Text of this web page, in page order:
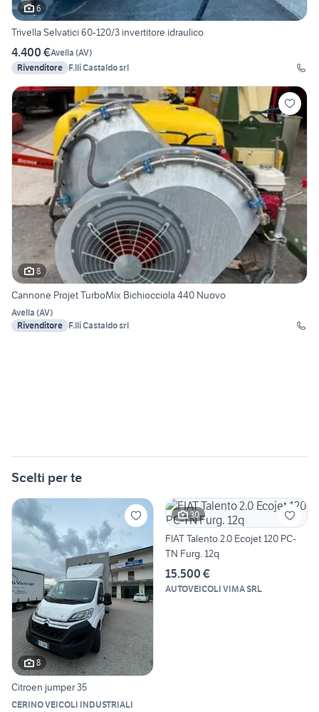
6
Trivella Selvatici 60-120/3 invertitore idraulico
4.400 €Avella (AV)
Rivenditore F.lli Castaldo srl
8
Cannone Projet TurboMix Bichiocciola 440 Nuovo
Avella (AV)
Rivenditore F.lli Castaldo srl
Scelti per te
8
Citroen jumper 35
CERINO VEICOLI INDUSTRIALI
30
FIAT Talento 2.0 Ecojet 120 PC-
TN Furg. 12q
15.500 €
AUTOVEICOLI VIMA SRL